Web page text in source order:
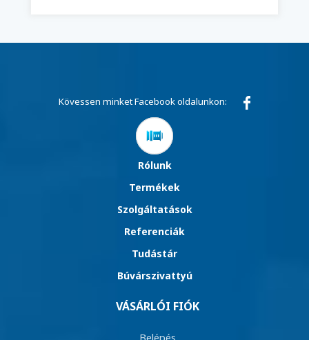
Kövessen minket Facebook oldalunkon:
Rólunk
Termékek
Szolgáltatások
Referenciák
Tudástár
Búvárszivattyú
VÁSÁRLÓI FIÓK
Belépés